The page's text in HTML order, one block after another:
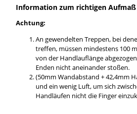
Information zum richtigen Aufmaß
Achtung:
An gewendelten Treppen, bei
treffen, müssen mindestens 100
von der Handlauflänge
Enden nicht aneinander stoßen.
(50mm Wandabstand + 42,4mm
und ein wenig Luft, um sich
Handläufen nicht die Finger